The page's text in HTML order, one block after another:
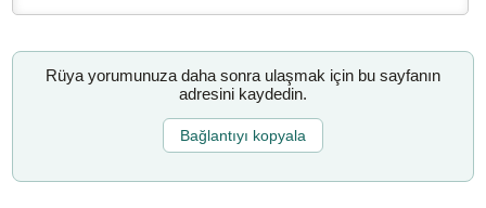
Rüya yorumunuza daha sonra ulaşmak için bu sayfanın
adresini kaydedin.
Bağlantıyı kopyala